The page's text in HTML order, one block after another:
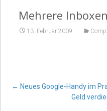
Nachrichten,
Mehrere
13. Februar 2009
Post
← Neues Google-Handy im
Geld